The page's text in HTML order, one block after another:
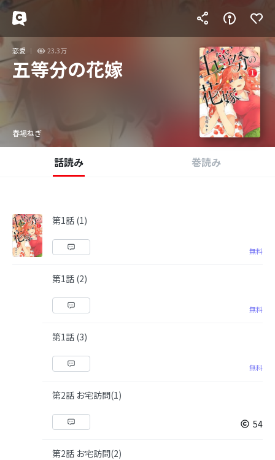
恋愛 23.3万
五等分の花嫁
春場ねぎ
話読み 巻読み
第1話 (1)
無料
第1話 (2)
無料
第1話 (3)
無料
第2話 お宅訪問(1)
54
第2話 お宅訪問(2)